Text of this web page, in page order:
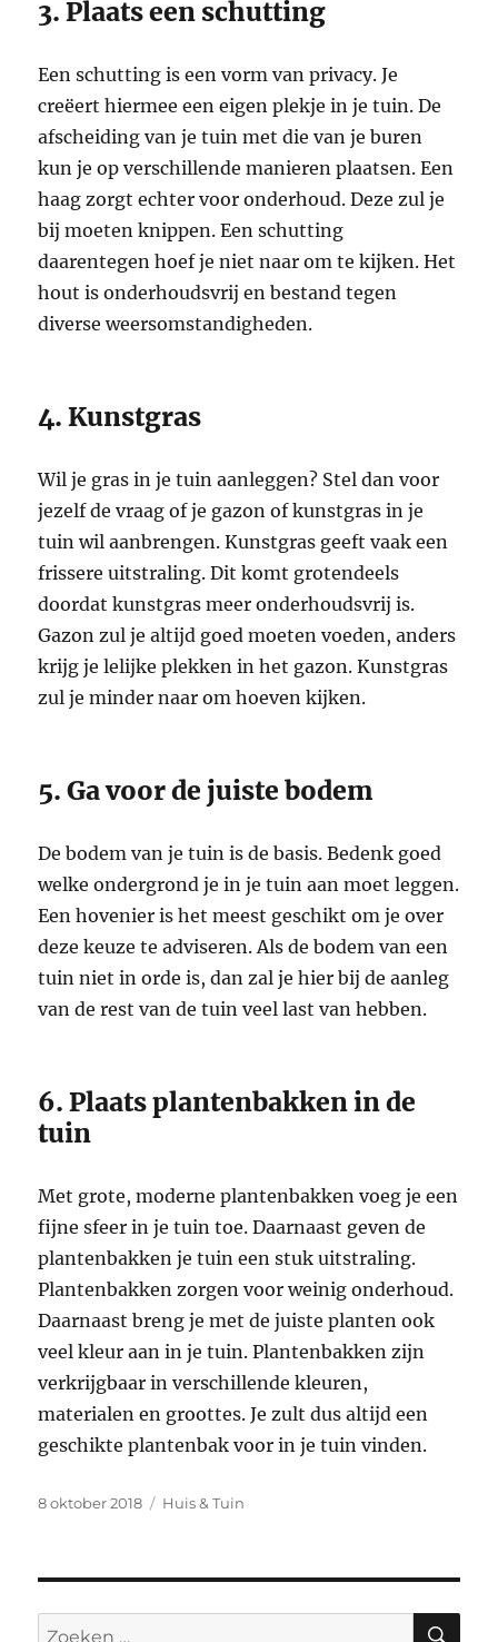
3. Plaats een schutting
Een schutting is een vorm van privacy. Je
creëert hiermee een eigen plekje in je tuin. De
afscheiding van je tuin met die van je buren
kun je op verschillende manieren plaatsen. Een
haag zorgt echter voor onderhoud. Deze zul je
bij moeten knippen. Een schutting
daarentegen hoef je niet naar om te kijken. Het
hout is onderhoudsvrij en bestand tegen
diverse weersomstandigheden.
4. Kunstgras
Wil je gras in je tuin aanleggen? Stel dan voor
jezelf de vraag of je gazon of kunstgras in je
tuin wil aanbrengen. Kunstgras geeft vaak een
frissere uitstraling. Dit komt grotendeels
doordat kunstgras meer onderhoudsvrij is.
Gazon zul je altijd goed moeten voeden, anders
krijg je lelijke plekken in het gazon. Kunstgras
zul je minder naar om hoeven kijken.
5. Ga voor de juiste bodem
De bodem van je tuin is de basis. Bedenk goed
welke ondergrond je in je tuin aan moet leggen.
Een hovenier is het meest geschikt om je over
deze keuze te adviseren. Als de bodem van een
tuin niet in orde is, dan zal je hier bij de aanleg
van de rest van de tuin veel last van hebben.
6. Plaats plantenbakken in de
tuin
Met grote, moderne plantenbakken voeg je een
fijne sfeer in je tuin toe. Daarnaast geven de
plantenbakken je tuin een stuk uitstraling.
Plantenbakken zorgen voor weinig onderhoud.
Daarnaast breng je met de juiste planten ook
veel kleur aan in je tuin. Plantenbakken zijn
verkrijgbaar in verschillende kleuren,
materialen en groottes. Je zult dus altijd een
geschikte plantenbak voor in je tuin vinden.
Geplaatst
8 oktober 2018 Categorieën
Huis & Tuin
Zoeken